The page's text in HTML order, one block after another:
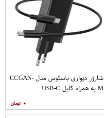
شارژر دیواری باسئوس مدل CCGAN-
M به همراه کابل USB-C
۰